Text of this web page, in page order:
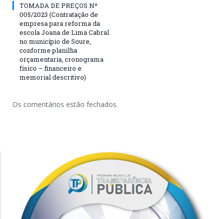
TOMADA DE PREÇOS Nº
005/2023 (Contratação de
empresa para reforma da
escola Joana de Lima Cabral
no município de Soure,
conforme planilha
orçamentaria, cronograma
físico – financeiro e
memorial descritivo)
Os comentários estão fechados.